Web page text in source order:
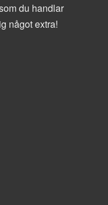
du handlar
något extra!